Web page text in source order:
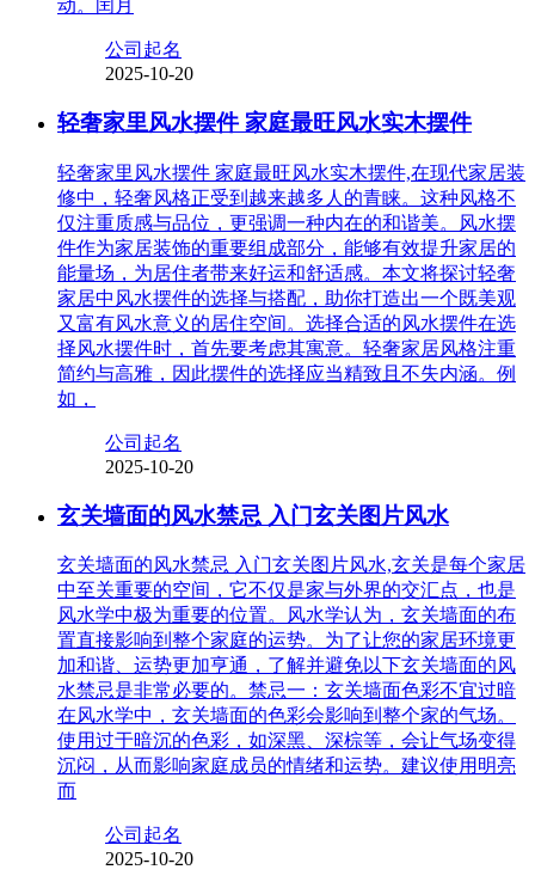
动。闰月
公司起名
2025-10-20
轻奢家里风水摆件 家庭最旺风水实木摆件
轻奢家里风水摆件 家庭最旺风水实木摆件,在现代家居装
修中，轻奢风格正受到越来越多人的青睐。这种风格不
仅注重质感与品位，更强调一种内在的和谐美。风水摆
件作为家居装饰的重要组成部分，能够有效提升家居的
能量场，为居住者带来好运和舒适感。本文将探讨轻奢
家居中风水摆件的选择与搭配，助你打造出一个既美观
又富有风水意义的居住空间。选择合适的风水摆件在选
择风水摆件时，首先要考虑其寓意。轻奢家居风格注重
简约与高雅，因此摆件的选择应当精致且不失内涵。例
如，
公司起名
2025-10-20
玄关墙面的风水禁忌 入门玄关图片风水
玄关墙面的风水禁忌 入门玄关图片风水,玄关是每个家居
中至关重要的空间，它不仅是家与外界的交汇点，也是
风水学中极为重要的位置。风水学认为，玄关墙面的布
置直接影响到整个家庭的运势。为了让您的家居环境更
加和谐、运势更加亨通，了解并避免以下玄关墙面的风
水禁忌是非常必要的。禁忌一：玄关墙面色彩不宜过暗
在风水学中，玄关墙面的色彩会影响到整个家的气场。
使用过于暗沉的色彩，如深黑、深棕等，会让气场变得
沉闷，从而影响家庭成员的情绪和运势。建议使用明亮
而
公司起名
2025-10-20